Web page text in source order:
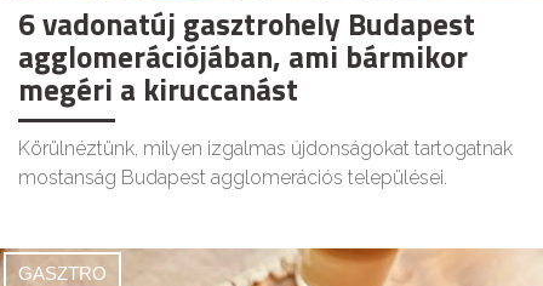
6 vadonatúj gasztrohely Budapest
agglomerációjában, ami bármikor
megéri a kiruccanást
Körülnéztünk, milyen izgalmas újdonságokat tartogatnak
mostanság Budapest agglomerációs települései.
GASZTRO